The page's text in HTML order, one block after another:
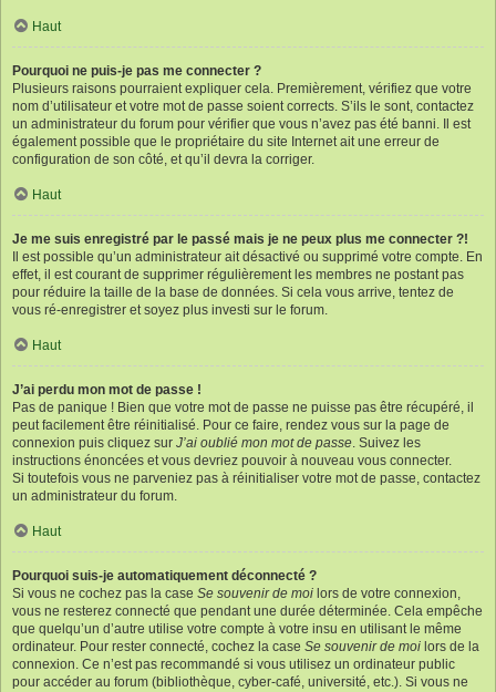
Haut
Pourquoi ne puis-je pas me connecter ?
Plusieurs raisons pourraient expliquer cela. Premièrement, vérifiez que votre
nom d’utilisateur et votre mot de passe soient corrects. S’ils le sont, contactez
un administrateur du forum pour vérifier que vous n’avez pas été banni. Il est
également possible que le propriétaire du site Internet ait une erreur de
configuration de son côté, et qu’il devra la corriger.
Haut
Je me suis enregistré par le passé mais je ne peux plus me connecter ?!
Il est possible qu’un administrateur ait désactivé ou supprimé votre compte. En
effet, il est courant de supprimer régulièrement les membres ne postant pas
pour réduire la taille de la base de données. Si cela vous arrive, tentez de
vous ré-enregistrer et soyez plus investi sur le forum.
Haut
J’ai perdu mon mot de passe !
Pas de panique ! Bien que votre mot de passe ne puisse pas être récupéré, il
peut facilement être réinitialisé. Pour ce faire, rendez vous sur la page de
connexion puis cliquez sur J’ai oublié mon mot de passe. Suivez les
instructions énoncées et vous devriez pouvoir à nouveau vous connecter.
Si toutefois vous ne parveniez pas à réinitialiser votre mot de passe, contactez
un administrateur du forum.
Haut
Pourquoi suis-je automatiquement déconnecté ?
Si vous ne cochez pas la case Se souvenir de moi lors de votre connexion,
vous ne resterez connecté que pendant une durée déterminée. Cela empêche
que quelqu’un d’autre utilise votre compte à votre insu en utilisant le même
ordinateur. Pour rester connecté, cochez la case Se souvenir de moi lors de la
connexion. Ce n’est pas recommandé si vous utilisez un ordinateur public
pour accéder au forum (bibliothèque, cyber-café, université, etc.). Si vous ne